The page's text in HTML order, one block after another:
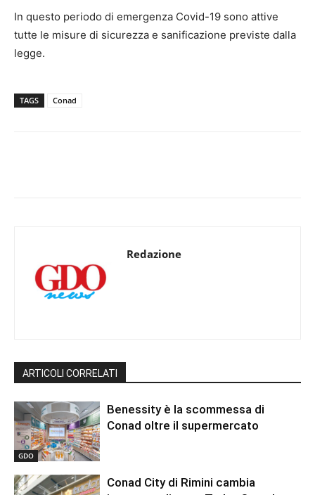
In questo periodo di emergenza Covid-19 sono attive
tutte le misure di sicurezza e sanificazione previste dalla
legge.
TAGS Conad
Redazione
ARTICOLI CORRELATI
GDO
Benessity è la scommessa di
Conad oltre il supermercato
Conad City di Rimini cambia